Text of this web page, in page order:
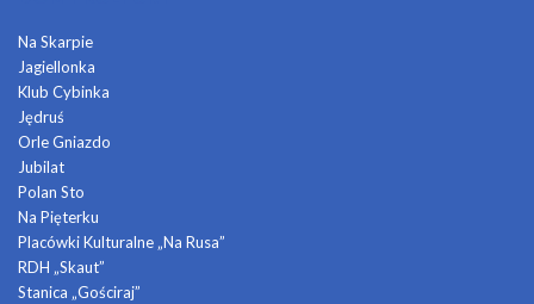
Na Skarpie
Jagiellonka
Klub Cybinka
Jędruś
Orle Gniazdo
Jubilat
Polan Sto
Na Pięterku
Placówki Kulturalne „Na Rusa”
RDH „Skaut”
Stanica „Gościraj”